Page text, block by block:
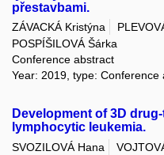
přestavbami.
ZÁVACKÁ Kristýna
POSPÍŠILOVÁ Šárka
Conference abstract
Year: 2019, type: Conference
Development of 3D
lymphocytic leukemia.
SVOZILOVÁ Hana